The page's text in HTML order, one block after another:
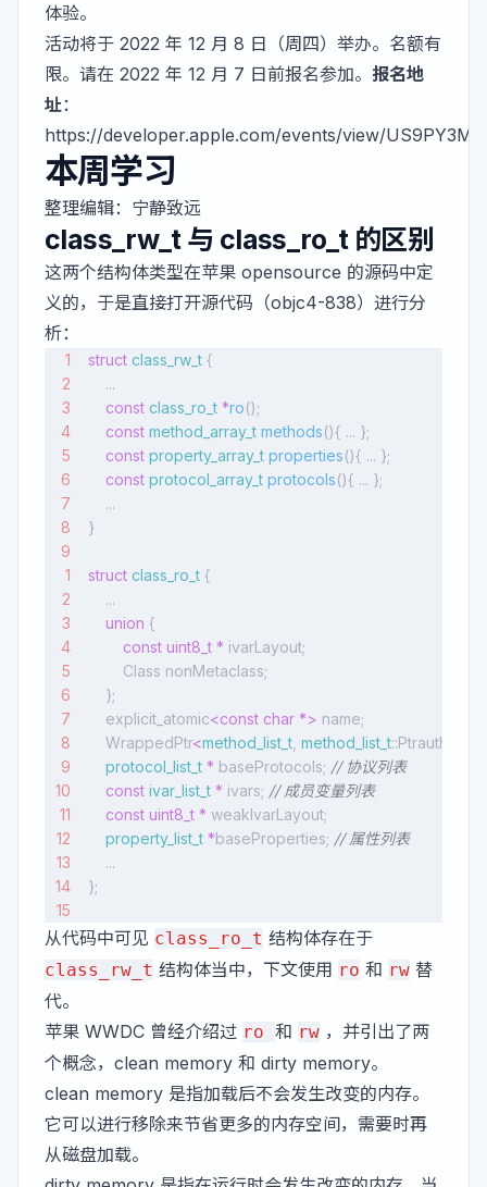
体验。
活动将于 2022 年 12 月 8 日（周四）举办。名额有
限。请在 2022 年 12 月 7 日前报名参加。 报名地
址：
https://developer.apple.com/events/view/
本周学习
整理编辑： 宁静致远
class_rw_t 与 class_ro_t 的区别
这两个结构体类型在苹果 opensource 的源码中定
义的，于是直接打开源代码（objc4-838）进行分
析：
struct class_rw_t {
    ...
    const
class_ro_t *ro();
    const
method_array_t methods(){ ... };
    const
property_array_t properties(){ ... };
    const
protocol_array_t protocols(){ ... };
    ...
}
struct class_ro_t {
    ...
    union
{
        const
uint8_t * ivarLayout;
        Class nonMetaclass;
    };
    explicit_atomic
<const char *> name;
    WrappedPtr
<method_list_t method_list_t::Ptrauth
    protocol_list_t
* baseProtocols; // 协议列表
    const
ivar_list_t * ivars; // 成员变量列表
    const
uint8_t * weakIvarLayout;
    property_list_t
*baseProperties; // 属性列表
    ...
};
从代码中可见 class_ro_t 结构体存在于
class_rw_t 结构体当中，下文使用 ro 和 rw 替
代。
苹果 WWDC 曾经介绍过 ro 和 rw ，并引出了两
个概念，clean memory 和 dirty memory。
clean memory 是指加载后不会发生改变的内存。
它可以进行移除来节省更多的内存空间，需要时再
从磁盘加载。